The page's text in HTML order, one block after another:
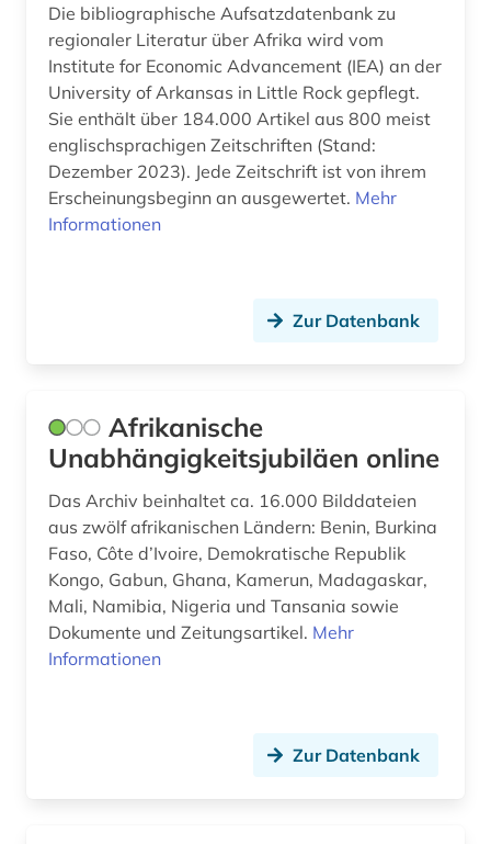
cuneiform (1)
côte divoire (1)
demographie (1)
dendi (1)
denkmal (3)
dienstleistung (1)
digitalisat (1)
dissertation (1)
Rheinland-Pfalz (1)
Roemisches Reich (2)
Rumänien (3)
Russland, Sowjetunion (3)
Saarland (1)
Schweiz (2)
Skandinavien (3)
Slowenien (2)
Spanien (2)
Suedostasien (1)
Die bibliographische Aufsatzdatenbank zu
regionaler Literatur über Afrika wird vom
Institute for Economic Advancement (IEA) an der
University of Arkansas in Little Rock gepflegt.
Sie enthält über 184.000 Artikel aus 800 meist
englischsprachigen Zeitschriften (Stand:
Dezember 2023). Jede Zeitschrift ist von ihrem
Erscheinungsbeginn an ausgewertet. Mehr
Informationen
Zur Datenbank
Afrikanische
Unabhängigkeitsjubiläen online
Das Archiv beinhaltet ca. 16.000 Bilddateien
aus zwölf afrikanischen Ländern: Benin, Burkina
Faso, Côte d’Ivoire, Demokratische Republik
Kongo, Gabun, Ghana, Kamerun, Madagaskar,
Mali, Namibia, Nigeria und Tansania sowie
Dokumente und Zeitungsartikel. Mehr
Informationen
Zur Datenbank